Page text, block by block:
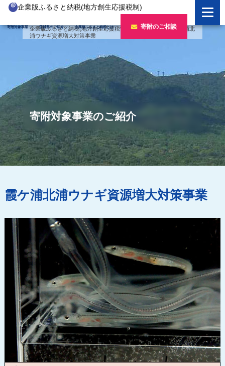
企業版ふるさと納税(地方創生応援税制)
寄附対象事業 茨城県のご紹介 企業版ふるさと納税とは 寄附のご相談
企業版ふるさと納税とは
制度の概要
企業版ふるさと納税(人材派遣型)
寄附をいただいた企業様
寄附対象事業のご紹介
新しい豊かさを推進する事業
新しい安心安全を推進する事業
新しい人財育成を推進する事業
新しい夢・希望を推進する事業
事業検索フォーム
茨城県のご紹介
茨城のポテンシャル
「新しい茨城」への4つのチャレンジ
寄附をいただいた企業様
令和7年度寄附企業一覧
令和6年度寄附企業一覧
令和5年度寄附企業一覧
令和4年度寄附企業一覧
令和2年度寄附企業一覧
企業版ふるさと納税(地方創生応援税制) >寄附対象事業>霞ケ浦北
浦ウナギ資源増大対策事業
寄附対象事業のご紹介
霞ケ浦北浦ウナギ資源増大対策事業